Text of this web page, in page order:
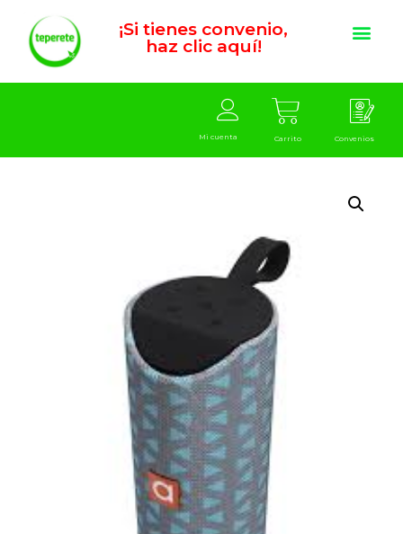
¡Si tienes convenio,
haz clic aquí!
Mi cuenta Carrito Convenios